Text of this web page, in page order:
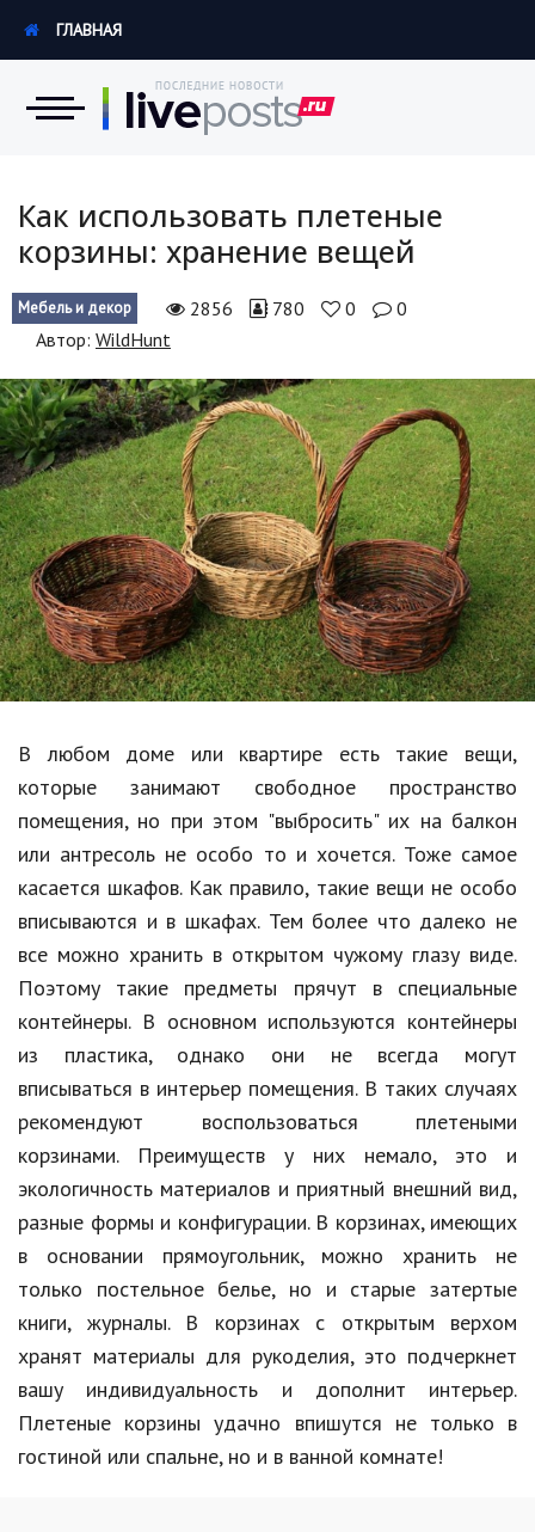
Экономика
Происшествия
Россия
Наука и техника
Политика
Образование
В мире
Культура
Авто, мото
Спорт
Знаменитости
Статьи
Обзоры
Рецепты
Красота и здоровье
Hi-Tech. Интернет
Авто, мото
Дом и сад
Недвижимость
Спорт и фитнес
Психология и отношения
Творчество и рукоделие
Разное
Работа и бизнес
ГЛАВНАЯ
Как использовать плетеные
корзины: хранение вещей
Мебель и декор 2856 780 0
0
Автор: WildHunt
В любом доме или квартире есть такие вещи,
которые занимают свободное пространство
помещения, но при этом "выбросить" их на балкон
или антресоль не особо то и хочется. Тоже самое
касается шкафов. Как правило, такие вещи не особо
вписываются и в шкафах. Тем более что далеко не
все можно хранить в открытом чужому глазу виде.
Поэтому такие предметы прячут в специальные
контейнеры. В основном используются контейнеры
из пластика, однако они не всегда могут
вписываться в интерьер помещения. В таких случаях
рекомендуют воспользоваться плетеными
корзинами. Преимуществ у них немало, это и
экологичность материалов и приятный внешний вид,
разные формы и конфигурации. В корзинах, имеющих
в основании прямоугольник, можно хранить не
только постельное белье, но и старые затертые
книги, журналы. В корзинах с открытым верхом
хранят материалы для рукоделия, это подчеркнет
вашу индивидуальность и дополнит интерьер.
Плетеные корзины удачно впишутся не только в
гостиной или спальне, но и в ванной комнате!